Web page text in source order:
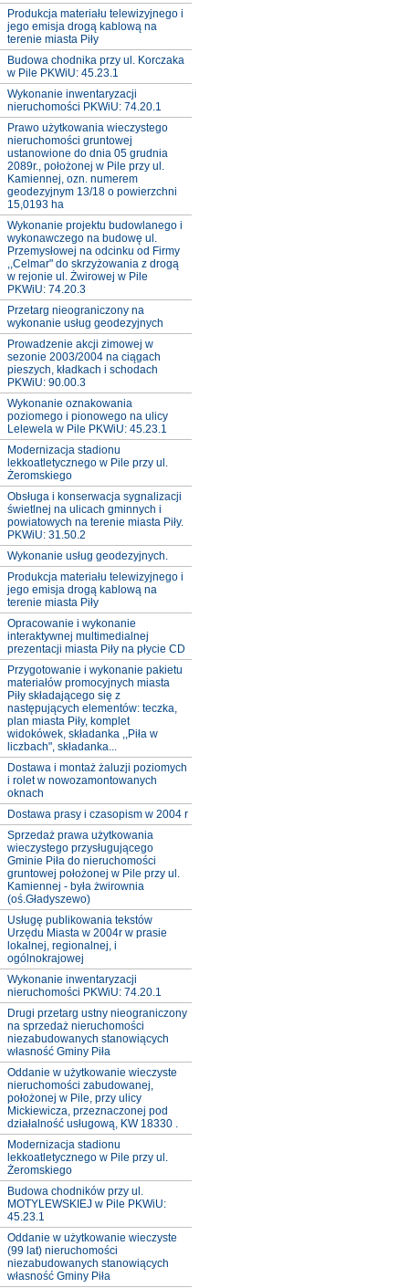
Produkcja materiału telewizyjnego i
jego emisja drogą kablową na
terenie miasta Piły
Budowa chodnika przy ul. Korczaka
w Pile PKWiU: 45.23.1
Wykonanie inwentaryzacji
nieruchomości PKWiU: 74.20.1
Prawo użytkowania wieczystego
nieruchomości gruntowej
ustanowione do dnia 05 grudnia
2089r., położonej w Pile przy ul.
Kamiennej, ozn. numerem
geodezyjnym 13/18 o powierzchni
15,0193 ha
Wykonanie projektu budowlanego i
wykonawczego na budowę ul.
Przemysłowej na odcinku od Firmy
,,Celmar" do skrzyżowania z drogą
w rejonie ul. Żwirowej w Pile
PKWiU: 74.20.3
Przetarg nieograniczony na
wykonanie usług geodezyjnych
Prowadzenie akcji zimowej w
sezonie 2003/2004 na ciągach
pieszych, kładkach i schodach
PKWiU: 90.00.3
Wykonanie oznakowania
poziomego i pionowego na ulicy
Lelewela w Pile PKWiU: 45.23.1
Modernizacja stadionu
lekkoatletycznego w Pile przy ul.
Żeromskiego
Obsługa i konserwacja sygnalizacji
świetlnej na ulicach gminnych i
powiatowych na terenie miasta Piły.
PKWiU: 31.50.2
Wykonanie usług geodezyjnych.
Produkcja materiału telewizyjnego i
jego emisja drogą kablową na
terenie miasta Piły
Opracowanie i wykonanie
interaktywnej multimedialnej
prezentacji miasta Piły na płycie CD
Przygotowanie i wykonanie pakietu
materiałów promocyjnych miasta
Piły składającego się z
następujących elementów: teczka,
plan miasta Piły, komplet
widokówek, składanka ,,Piła w
liczbach", składanka...
Dostawa i montaż żaluzji poziomych
i rolet w nowozamontowanych
oknach
Dostawa prasy i czasopism w 2004 r
Sprzedaż prawa użytkowania
wieczystego przysługującego
Gminie Piła do nieruchomości
gruntowej położonej w Pile przy ul.
Kamiennej - była żwirownia
(oś.Gładyszewo)
Usługę publikowania tekstów
Urzędu Miasta w 2004r w prasie
lokalnej, regionalnej, i
ogólnokrajowej
Wykonanie inwentaryzacji
nieruchomości PKWiU: 74.20.1
Drugi przetarg ustny nieograniczony
na sprzedaż nieruchomości
niezabudowanych stanowiących
własność Gminy Piła
Oddanie w użytkowanie wieczyste
nieruchomości zabudowanej,
położonej w Pile, przy ulicy
Mickiewicza, przeznaczonej pod
działalność usługową, KW 18330 .
Modernizacja stadionu
lekkoatletycznego w Pile przy ul.
Żeromskiego
Budowa chodników przy ul.
MOTYLEWSKIEJ w Pile PKWiU:
45.23.1
Oddanie w użytkowanie wieczyste
(99 lat) nieruchomości
niezabudowanych stanowiących
własność Gminy Piła